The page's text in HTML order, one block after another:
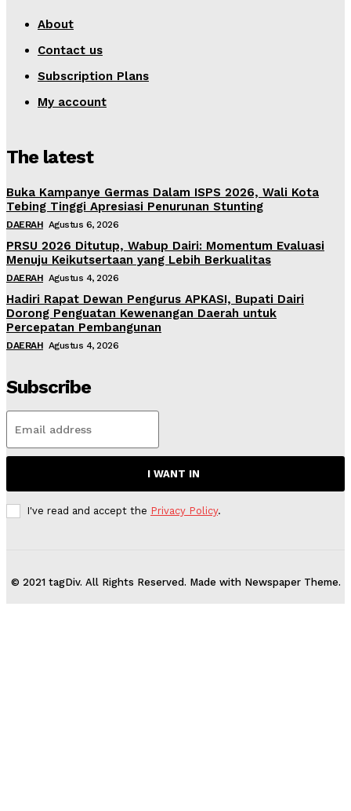
About
Contact us
Subscription Plans
My account
The latest
Buka Kampanye Germas Dalam ISPS 2026, Wali Kota
Tebing Tinggi Apresiasi Penurunan Stunting
DAERAH Agustus 6, 2026
PRSU 2026 Ditutup, Wabup Dairi: Momentum Evaluasi
Menuju Keikutsertaan yang Lebih Berkualitas
DAERAH Agustus 4, 2026
Hadiri Rapat Dewan Pengurus APKASI, Bupati Dairi
Dorong Penguatan Kewenangan Daerah untuk
Percepatan Pembangunan
DAERAH Agustus 4, 2026
Subscribe
I WANT IN
I've read and accept the Privacy Policy.
© 2021 tagDiv. All Rights Reserved. Made with Newspaper Theme.